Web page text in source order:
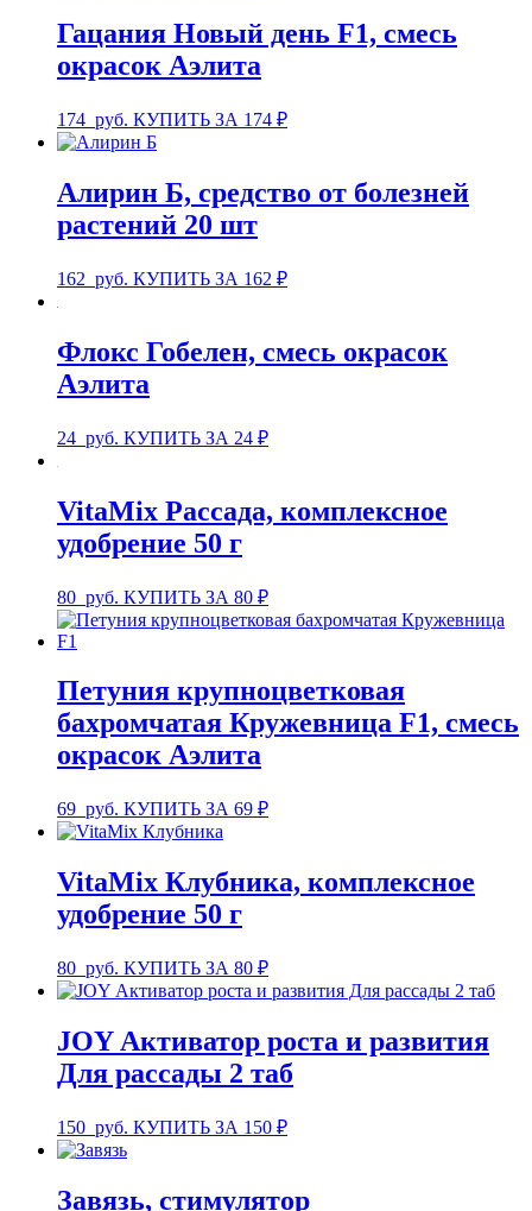
Гацания Новый день F1, смесь
окрасок Аэлита
174 руб. КУПИТЬ ЗА 174 ₽
Алирин Б, средство от болезней
растений 20 шт
162 руб. КУПИТЬ ЗА 162 ₽
Флокс Гобелен, смесь окрасок
Аэлита
24 руб. КУПИТЬ ЗА 24 ₽
VitaMix Рассада, комплексное
удобрение 50 г
80 руб. КУПИТЬ ЗА 80 ₽
Петуния крупноцветковая
бахромчатая Кружевница F1, смесь
окрасок Аэлита
69 руб. КУПИТЬ ЗА 69 ₽
VitaMix Клубника, комплексное
удобрение 50 г
80 руб. КУПИТЬ ЗА 80 ₽
JOY Активатор роста и развития
Для рассады 2 таб
150 руб. КУПИТЬ ЗА 150 ₽
Завязь, стимулятор